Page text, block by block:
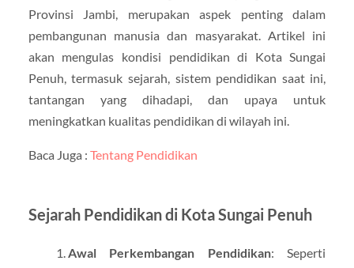
Provinsi Jambi, merupakan aspek penting dalam
pembangunan manusia dan masyarakat. Artikel ini
akan mengulas kondisi pendidikan di Kota Sungai
Penuh, termasuk sejarah, sistem pendidikan saat ini,
tantangan yang dihadapi, dan upaya untuk
meningkatkan kualitas pendidikan di wilayah ini.
Baca Juga : Tentang Pendidikan
Sejarah Pendidikan di Kota Sungai Penuh
Awal Perkembangan Pendidikan: Seperti